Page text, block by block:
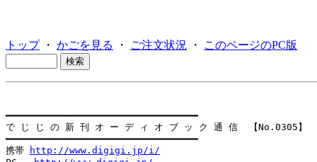
トップ・ かごを見る ・ ご注文状況 ・ このページのPC版
━━━━━━━━━━━━━━━━━━━━━━━━━━━━━━━━━━
で じ じ の 新 刊 オ ー デ ィ オ ブ ッ ク 通 信  【No.0305】
━━━━━━━━━━━━━━━━━━━━━━━━━━━━━━━━━━
携帯
http://www.digigi.jp/i/